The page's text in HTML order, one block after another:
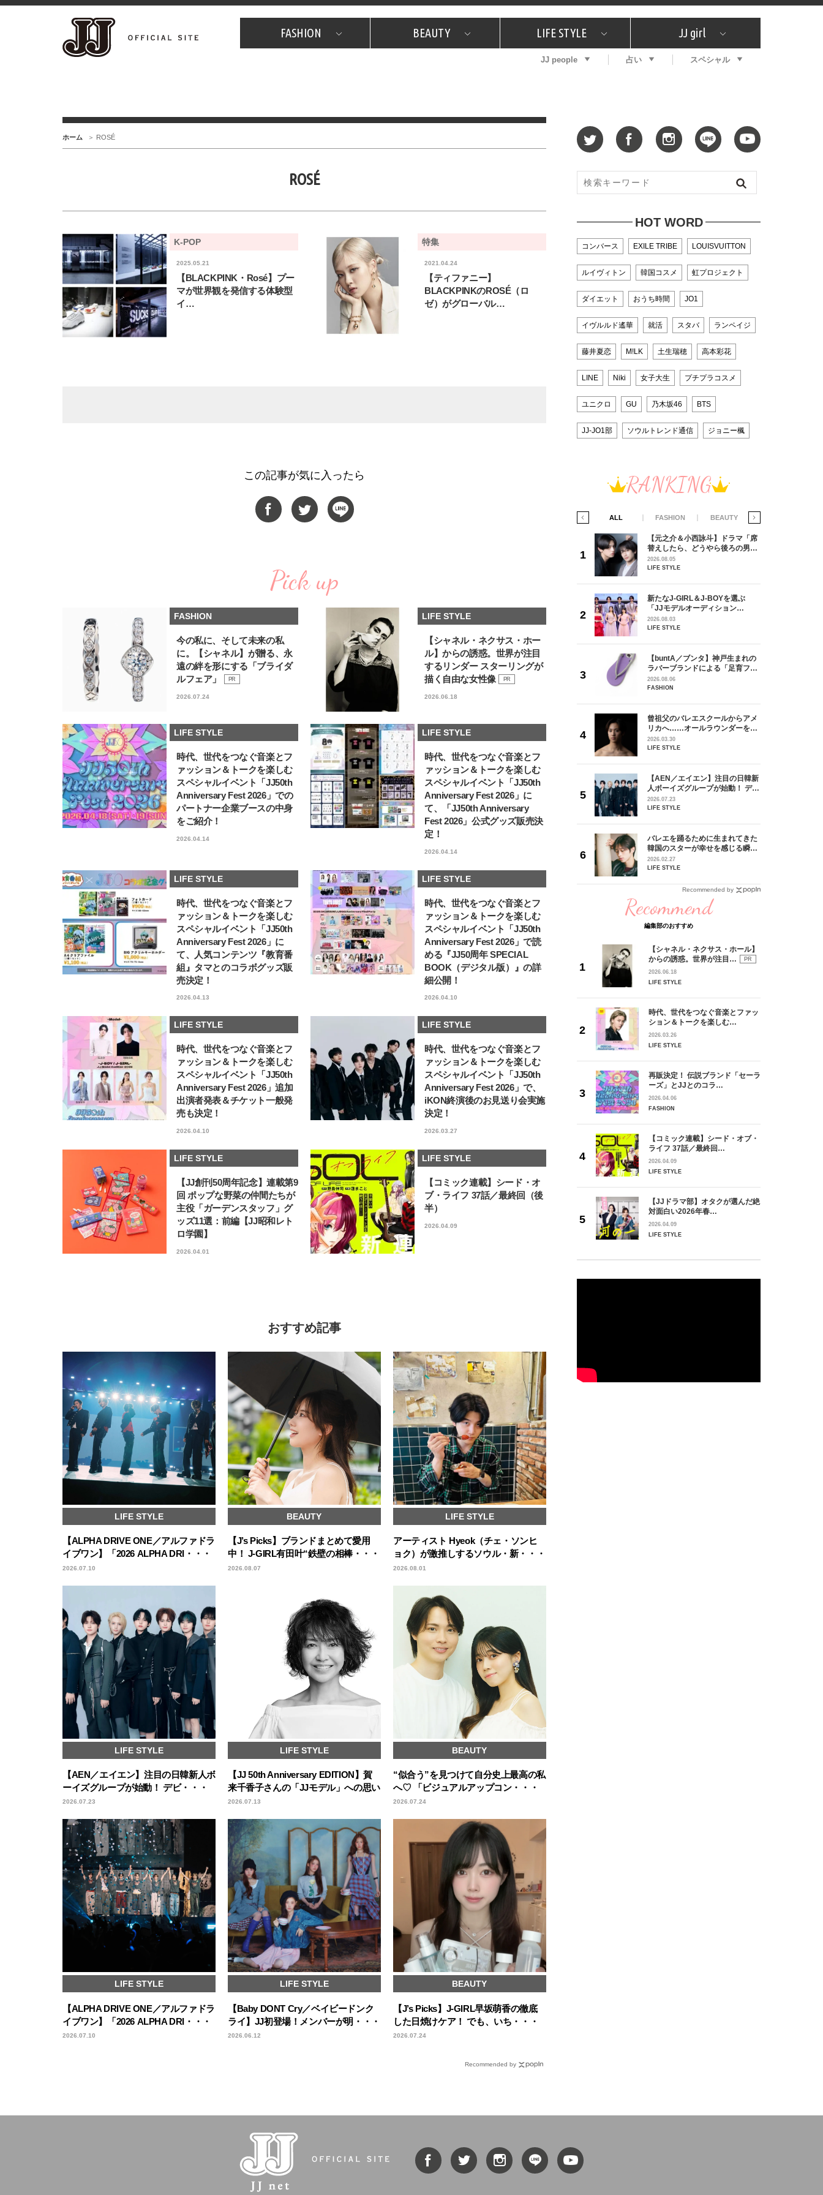
FASHION
JJスタッフの"それどこの"？ プチプラ プレゼント
BEAUTY
コスメ全部試してみた What's NEW？ 特集
LIFE STYLE
JJグルメガイド エンタメ プレゼント
恋愛
JJ girl
特集 おしゃラン！
JJ people 占い スペシャル
ホーム ROSÉ
ROSÉ
K-POP
2025.05.21
【BLACKPINK・Rosé】プー
マが世界観を発信する体験型
イ…
特集
2021.04.24
【ティファニー】
BLACKPINKのROSÉ（ロ
ゼ）がグローバル…
この記事が気に入ったら
Pick up
FASHION
今の私に、そして未来の私
に。【シャネル】が贈る、永
遠の絆を形にする「ブライダ
ルフェア」
PR
2026.07.24
LIFE STYLE
【シャネル・ネクサス・ホー
ル】からの誘惑。世界が注目
するリンダー スターリングが
描く自由な女性像
PR
2026.06.18
LIFE STYLE
時代、世代をつなぐ音楽とフ
ァッション＆トークを楽しむ
スペシャルイベント「JJ50th
Anniversary Fest 2026」での
パートナー企業ブースの中身
をご紹介！
2026.04.14
LIFE STYLE
時代、世代をつなぐ音楽とフ
ァッション＆トークを楽しむ
スペシャルイベント「JJ50th
Anniversary Fest 2026」に
て、「JJ50th Anniversary
Fest 2026」公式グッズ販売決
定！
2026.04.14
LIFE STYLE
時代、世代をつなぐ音楽とフ
ァッション＆トークを楽しむ
スペシャルイベント「JJ50th
Anniversary Fest 2026」に
て、人気コンテンツ『教育番
組』タマとのコラボグッズ販
売決定！
2026.04.13
LIFE STYLE
時代、世代をつなぐ音楽とフ
ァッション＆トークを楽しむ
スペシャルイベント「JJ50th
Anniversary Fest 2026」で読
める『JJ50周年 SPECIAL
BOOK（デジタル版）』の詳
細公開！
2026.04.10
LIFE STYLE
時代、世代をつなぐ音楽とフ
ァッション＆トークを楽しむ
スペシャルイベント「JJ50th
Anniversary Fest 2026」追加
出演者発表＆チケット一般発
売も決定！
2026.04.10
LIFE STYLE
時代、世代をつなぐ音楽とフ
ァッション＆トークを楽しむ
スペシャルイベント「JJ50th
Anniversary Fest 2026」で、
iKON終演後のお見送り会実施
決定！
2026.03.27
LIFE STYLE
【JJ創刊50周年記念】連載第9
回 ポップな野菜の仲間たちが
主役「ガーデンスタッフ」グ
ッズ11選：前編【JJ昭和レト
ロ学園】
2026.04.01
LIFE STYLE
【コミック連載】シード・オ
ブ・ライフ 37話／最終回（後
半）
2026.04.09
おすすめ記事
LIFE STYLE
【ALPHA DRIVE ONE／アルファドラ
イブワン】「2026 ALPHA DRI・・・
2026.07.10
BEAUTY
【J’s Picks】ブランドまとめて愛用
中！ J-GIRL有田叶“鉄壁の相棒・・・
2026.08.07
LIFE STYLE
アーティスト Hyeok（チェ・ソンヒ
ョク）が激推しするソウル・新・・・
2026.08.01
LIFE STYLE
【AEN／エイエン】注目の日韓新人ボ
ーイズグループが始動！ デビ・・・
2026.07.23
LIFE STYLE
【JJ 50th Anniversary EDITION】賀
来千香子さんの「JJモデル」への思い
2026.07.13
BEAUTY
“似合う”を見つけて自分史上最高の私
へ♡ 「ビジュアルアップコン・・・
2026.07.24
LIFE STYLE
【ALPHA DRIVE ONE／アルファドラ
イブワン】「2026 ALPHA DRI・・・
2026.07.10
LIFE STYLE
【Baby DONT Cry／ベイビードンク
ライ】JJ初登場！メンバーが明・・・
2026.06.12
BEAUTY
【J’s Picks】J-GIRL早坂萌香の徹底
した日焼けケア！ でも、いち・・・
2026.07.24
Recommended by
HOT WORD
コンバース EXILE TRIBE LOUISVUITTON
ルイヴィトン 韓国コスメ 虹プロジェクト
ダイエット おうち時間 JO1
イヴルルド遙華 就活 スタバ ランペイジ
藤井夏恋 M!LK 土生瑞穂 高本彩花
LINE Niki 女子大生 プチプラコスメ
ユニクロ GU 乃木坂46 BTS
JJ-JO1部 ソウルトレンド通信 ジョニー楓
RANKING
ALL FASHION BEAUTY
夏の必需品〉
【JJ専属モデルの素顔】ビューテ
ィ大好き！ 松川 星のお気に入り
【J’s Picks】悲しい経験でたどり
着いた…J-BOY三上龍の手放せな
い“オールインワン”アイテム〈ビ
ューティ＆ファッション夏の必需
徹底した日焼けケア！ でも、いち
ばん大切なのは…〈ビューティ＆
ファッション夏の必需品〉
【注目アーティストRainy。っ
て？】自称“コスメオタク見習
い”のポーチの中身、拝見しま
す！
2026.01.30
BEAUTY
「JJモデルオーディション
2027」が募集開始！ 予選ブロッ
「新システム」に変わります
2026.08.03
曾祖父のバレエスクールからアメ
リカへ……オールラウンダーを目
指すダンサーは踊ることが好きす
2026.03.30
人ボーイズグループが始動！ デビ
ュー目前のフレッシュな面々を独
ります♪
バレエを踊るために生まれてきた
韓国のスターが幸せを感じる瞬間
【王子様の推しドコロ】vol.28
チョン・ミンチョルさん
2026.02.27
LIFE STYLE
【元之介＆小西詠斗】ドラマ「席
替えしたら、どうやら後ろの男が
どうやら俺のこと好きらしい」放
送記念インタビュー♡ 「自然と詠
2026.08.05
LIFE STYLE
新たなJ-GIRL＆J-BOYを選ぶ
「JJモデルオーディション
2027」が募集開始！ 予選ブロッ
クは候補生の“魅力”を重視した
2026.08.03
LIFE STYLE
【buntA／ブンタ】神戸生まれの
ラバーブランドによる「足育フッ
トウェア」。伊勢丹新宿店でPOP-
UP開催中！
2026.08.06
FASHION
曾祖父のバレエスクールからアメ
リカへ……オールラウンダーを目
指すダンサーは踊ることが好きす
ぎる【王子様の推しドコロ】
2026.03.30
LIFE STYLE
【AEN／エイエン】注目の日韓新
人ボーイズグループが始動！ デビ
ュー目前のフレッシュな面々を独
占インタビュー。7人の魅力に迫
2026.07.23
LIFE STYLE
バレエを踊るために生まれてきた
韓国のスターが幸せを感じる瞬間
【王子様の推しドコロ】vol.28
チョン・ミンチョルさん
2026.02.27
LIFE STYLE
Recommended by
Recommend
編集部のおすすめ
【シャネル・ネクサス・ホール】
からの誘惑。世界が注目…
PR
2026.06.18
LIFE STYLE
時代、世代をつなぐ音楽とファッ
ション＆トークを楽しむ…
2026.03.26
LIFE STYLE
再販決定！ 伝説ブランド「セーラ
ーズ」とJJとのコラ…
2026.04.06
FASHION
【コミック連載】シード・オブ・
ライフ 37話／最終回…
2026.04.09
LIFE STYLE
【JJドラマ部】オタクが選んだ絶
対面白い2026年春…
2026.04.09
LIFE STYLE